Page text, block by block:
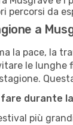
percorsi da
a
la pace, la
le
durante
più